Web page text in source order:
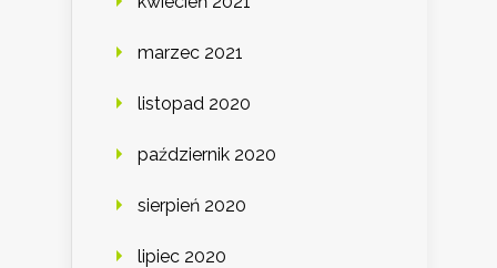
marzec 2021
listopad 2020
październik 2020
sierpień 2020
lipiec 2020